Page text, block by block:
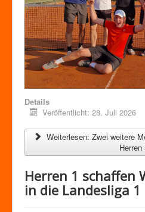
Details
Veröffentlicht: 28. Juli 2026
Weiterlesen: Zwei weitere
Herren
Herren 1 schaffen
in die Landesliga 1